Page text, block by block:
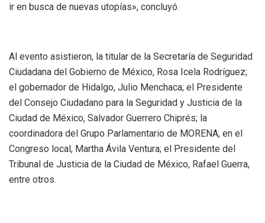
ir en busca de nuevas utopías», concluyó.
Al evento asistieron, la titular de la Secretaría de Seguridad
Ciudadana del Gobierno de México, Rosa Icela Rodríguez;
el gobernador de Hidalgo, Julio Menchaca; el Presidente
del Consejo Ciudadano para la Seguridad y Justicia de la
Ciudad de México, Salvador Guerrero Chiprés; la
coordinadora del Grupo Parlamentario de MORENA, en el
Congreso local, Martha Ávila Ventura; el Presidente del
Tribunal de Justicia de la Ciudad de México, Rafael Guerra,
entre otros.